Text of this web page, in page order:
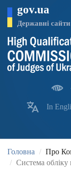
основного
матеріалу
gov.ua
Державні
In
Головна Про
Система обліку